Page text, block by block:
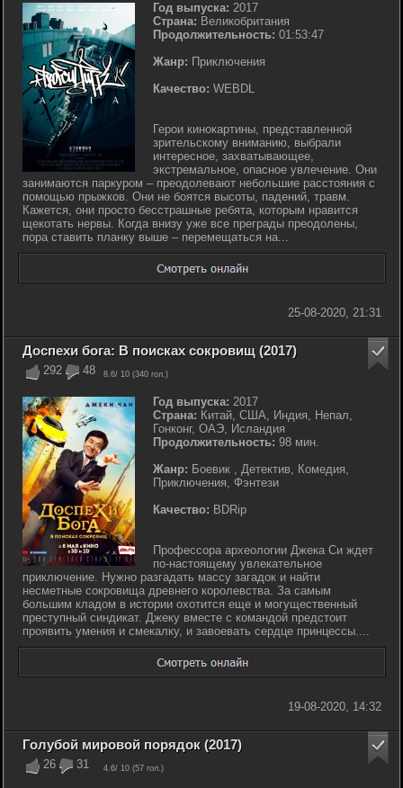
Год выпуска: 2017
Страна: Великобритания
Продолжительность: 01:53:47
Жанр: Приключения
Качество: WEBDL
Герои кинокартины, представленной
зрительскому вниманию, выбрали
интересное, захватывающее,
экстремальное, опасное увлечение. Они
занимаются паркуром – преодолевают небольшие расстояния с
помощью прыжков. Они не боятся высоты, падений, травм.
Кажется, они просто бесстрашные ребята, которым нравится
щекотать нервы. Когда внизу уже все преграды преодолены,
пора ставить планку выше – перемещаться на...
25-08-2020, 21:31
292 48 8.6/ 10 (340 гол.)
Доспехи бога: В поисках сокровищ (2017)
Год выпуска: 2017
Страна: Китай, США, Индия, Непал,
Гонконг, ОАЭ, Исландия
Продолжительность: 98 мин.
Жанр: Боевик , Детектив, Комедия,
Приключения, Фэнтези
Качество: BDRip
Профессора археологии Джека Си ждет
по-настоящему увлекательное
приключение. Нужно разгадать массу загадок и найти
несметные сокровища древнего королевства. За самым
большим кладом в истории охотится еще и могущественный
преступный синдикат. Джеку вместе с командой предстоит
проявить умения и смекалку, и завоевать сердце принцессы....
19-08-2020, 14:32
26 31 4.6/ 10 (57 гол.)
Голубой мировой порядок (2017)